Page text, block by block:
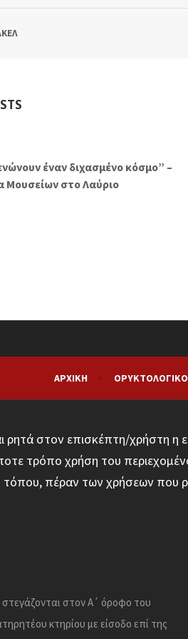
έναν διχασμένο κόσμο” –
Μουσείων στο Λαύριο
ΑΡΧΙΚΉ
ρητά στον επισκέπτη/χρήστη η
τρόπο χρήση του
τόπου, πέραν των χρήσεων που
στον Α΄ όροφο του
κτηρίου με είσοδο επί της